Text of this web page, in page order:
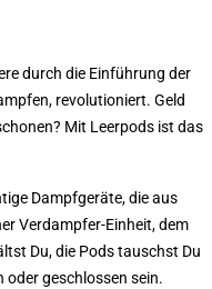
durch die Einführung der
revolutioniert. Geld
Mit Leerpods ist das
Dampfgeräte, die aus
Verdampfer-Einheit, dem
Du, die Pods tauschst Du
oder geschlossen sein.